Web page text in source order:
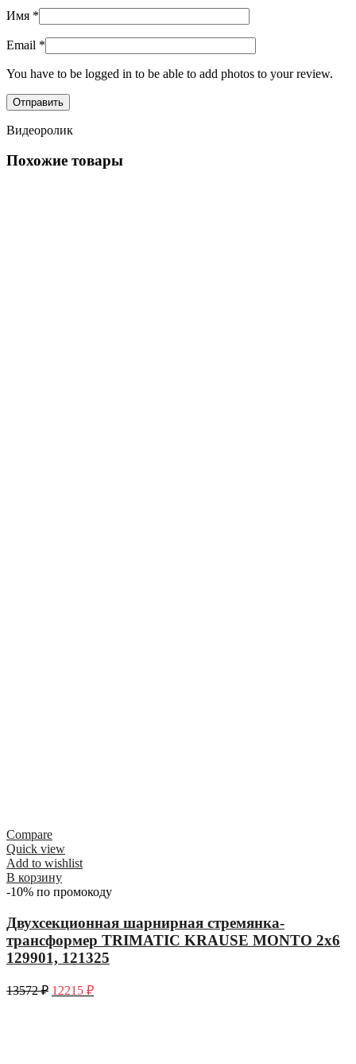
Имя *
Email *
You have to be logged in to be able to add photos to your review.
Видеоролик
Похожие товары
Compare
Quick view
Add to wishlist
В корзину
-10% по промокоду
Двухсекционная шарнирная стремянка-
трансформер TRIMATIC KRAUSE MONTO 2х6
129901, 121325
13572₽ 12215 ₽